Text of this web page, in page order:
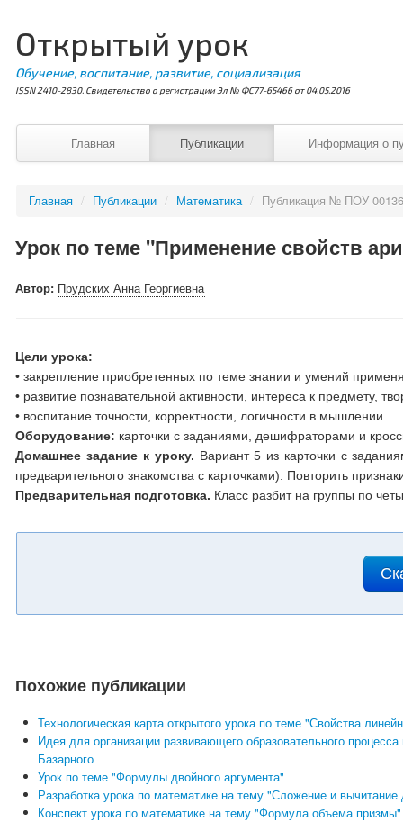
Открытый урок
Обучение, воспитание, развитие, социализация
ISSN 2410-2830. Свидетельство о регистрации Эл № ФС77-65466 от 04.05.2016
Главная Публикации Информация о
Главная / Публикации / Математика / Публикация № ПОУ
Урок по теме "Применение свойств
Автор: Прудских Анна Георгиевна
Цели урока:
• закрепление приобретенных по теме знании и умений
• развитие познавательной активности, интереса к предмету,
• воспитание точности, корректности, логичности в мышлении.
Оборудование: карточки с заданиями, дешифраторами и
Домашнее задание к уроку. Вариант 5 из карточки с
предварительного знакомства с карточками). Повторить
Предварительная подготовка. Класс разбит на группы по
Похожие публикации
Технологическая карта открытого урока по теме "Свойства
Идея для организации развивающего образовательного
Базарного
Урок по теме "Формулы двойного аргумента"
Разработка урока по математике на тему "Сложение и
Конспект урока по математике на тему "Формула объема призмы"